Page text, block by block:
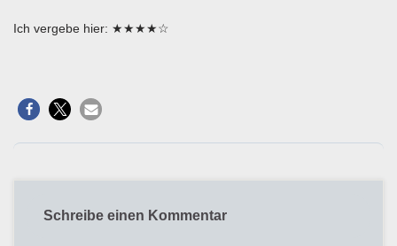
Ich vergebe hier: ★★★★☆
Schreibe einen Kommentar